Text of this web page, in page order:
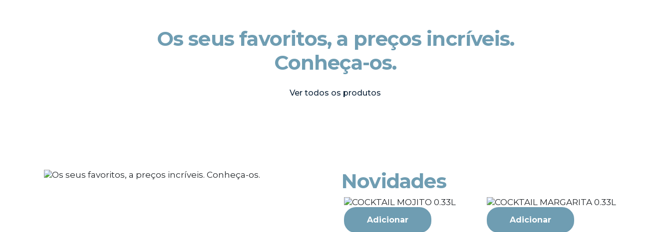
Os seus favoritos, a preços incríveis.
Conheça-os.
Ver todos os produtos
Novidades
Adicionar Adicionar